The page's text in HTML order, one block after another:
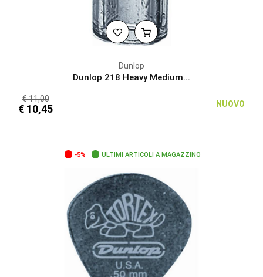
Dunlop
Dunlop 218 Heavy Medium...
€ 11,00
€ 10,45 NUOVO
-5% ULTIMI ARTICOLI A MAGAZZINO